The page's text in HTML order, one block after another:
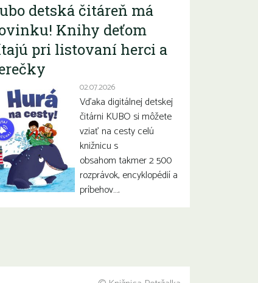
detská čitáreň má
Knihy deťom
pri listovaní herci a
02.07.2026
Vďaka digitálnej detskej
čitárni KUBO si môžete
vziať na cesty celú
knižnicu s
obsahom takmer 2 500
rozprávok, encyklopédií a
príbehov….